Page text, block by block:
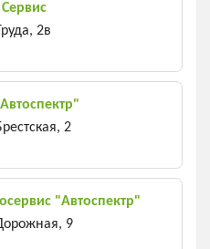
2в
2
"Автоспектр"
9